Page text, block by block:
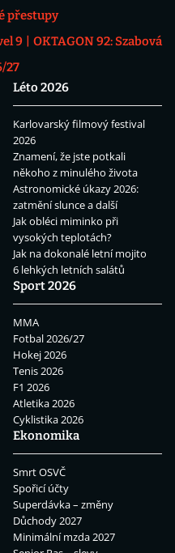
přestupy
9
OKTAGON 92: Szabová
27
Léto 2026
Karlovarský filmový festival
2026
Znamení, že jste potkali
někoho z minulého života
Astronomické úkazy 2026:
zatmění slunce a další
Jak obléci miminko při
vysokých teplotách?
Jak na dokonalé letní mojito
6 lehkých letních salátů
Sport 2026
MMA
Fotbal 2026/27
Hokej 2026
Tenis 2026
F1 2026
Atletika 2026
Cyklistika 2026
Ekonomika
Smrt OSVČ
Spořicí účty
Superdávka – změny
Důchody 2027
Minimální mzda 2027